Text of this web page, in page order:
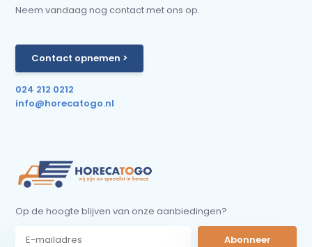
Neem vandaag nog contact met ons op.
Contact opnemen >
024 212 0212
info@horecatogo.nl
Op de hoogte blijven van onze aanbiedingen?
Abonneer